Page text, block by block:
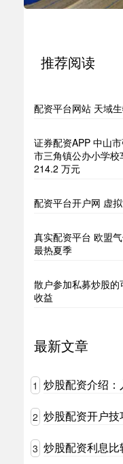
推荐阅读
配资平台网站 天域
证券配资APP 中山
市三角镇公办小学
214.2 万元
配资平台开户网 虚
真实配资平台 欧盟
最热夏季
散户参加私募炒股
收益
最新文章
1 炒股配资介绍
2 炒股配资开户
3 炒股配资利息